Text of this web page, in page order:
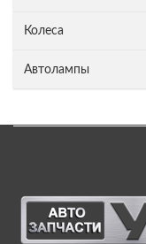
Колеса
Автолампы